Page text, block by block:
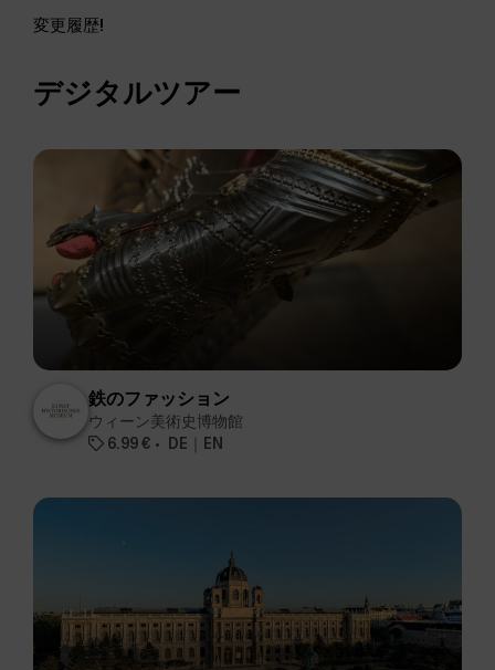
変更履歴!
デジタルツアー
鉄のファッション
ウィーン美術史博物館
6.99 €
DE｜EN